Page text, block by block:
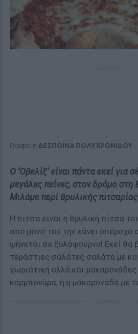
Γράφει η ΔΕΣΠΟΙΝΑ ΠΟΛΥΧΡΟΝΙΔΟΥ
Ο ‘Οβελίξ’ είναι πάντα εκεί για
μεγάλες πείνες, στον δρόμο
Μιλάμε περί θρυλικής
Η πίτσα είναι η θρυλική πίτσα
από μόνο του την κάνει υπέροχα
ψήνεται σε ξυλόφουρνο! Εκεί θα
τεράστιες σαλάτες σαλάτα με
χωριάτικη αλλά και
καρμπονάρα, ή η μακαρονάδα με